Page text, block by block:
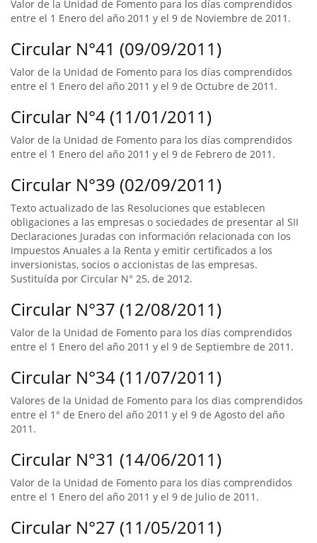
Valor de la Unidad de Fomento para los días comprendidos
entre el 1 Enero del año 2011 y el 9 de Noviembre de 2011.
Circular N°41 (09/09/2011)
Valor de la Unidad de Fomento para los días comprendidos
entre el 1 Enero del año 2011 y el 9 de Octubre de 2011.
Circular N°4 (11/01/2011)
Valor de la Unidad de Fomento para los días comprendidos
entre el 1 Enero del año 2011 y el 9 de Febrero de 2011.
Circular N°39 (02/09/2011)
Texto actualizado de las Resoluciones que establecen
obligaciones a las empresas o sociedades de presentar al SII
Declaraciones Juradas con información relacionada con los
Impuestos Anuales a la Renta y emitir certificados a los
inversionistas, socios o accionistas de las empresas.
Sustituída por Circular N° 25, de 2012.
Circular N°37 (12/08/2011)
Valor de la Unidad de Fomento para los días comprendidos
entre el 1 Enero del año 2011 y el 9 de Septiembre de 2011.
Circular N°34 (11/07/2011)
Valores de la Unidad de Fomento para los dias comprendidos
entre el 1° de Enero del año 2011 y el 9 de Agosto del año
2011.
Circular N°31 (14/06/2011)
Valor de la Unidad de Fomento para los días comprendidos
entre el 1 Enero del año 2011 y el 9 de Julio de 2011.
Circular N°27 (11/05/2011)